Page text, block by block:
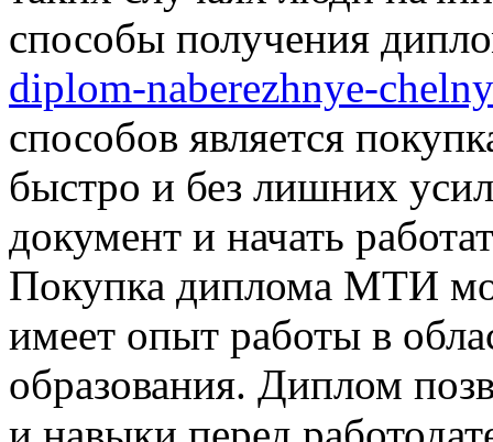
способы получения
diplom-naberezhnye-
способов является
быстро и без лишних
документ и начать
Покупка диплома МТИ
имеет опыт работы в
образования. Диплом